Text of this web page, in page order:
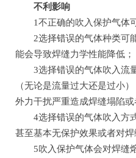
不利影响
1不正确的吹入保护气体
2选择错误的气体种类可
能会导致焊缝力学性能降低；
3选择错误的气体吹入流
（无论是流量过大还是过小
外力干扰严重造成焊缝塌陷或
4选择错误的气体吹入方
甚至基本无保护效果或者对焊
5吹入保护气体会对焊缝